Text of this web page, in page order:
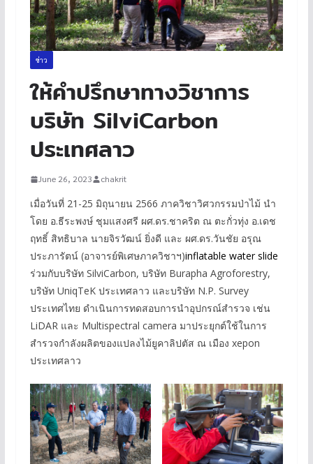
ข่าว
ให้คำปรึกษาทางวิชาการ
บริษัท SilviCarbon
ประเทศลาว
June 26, 2023 chakrit
เมื่อวันที่ 21-25 มิถุนายน 2566 ภาควิชาวิศวกรรมป่าไม้ นำ
โดย อ.ธีระพงษ์ ชุมแสงศรี ผศ.ดร.ชาคริต ณ ตะกั่วทุ่ง อ.เดช
ฤทธิ์ สิทธิบาล นายจิรวัฒน์ ยิ่งดี และ ผศ.ดร.วันชัย อรุณ
ประภารัตน์ (อาจารย์พิเศษภาควิชาฯ)inflatable water slide
ร่วมกับบริษัท SilviCarbon, บริษัท Burapha Agroforestry,
บริษัท UniqTeK ประเทศลาว และบริษัท N.P. Survey
ประเทศไทย ดำเนินการทดสอบการนำอุปกรณ์สำรวจ เช่น
LiDAR และ Multispectral camera มาประยุกต์ใช้ในการ
สำรวจกำลังผลิตของแปลงไม้ยูคาลิปตัส ณ เมือง xepon
ประเทศลาว